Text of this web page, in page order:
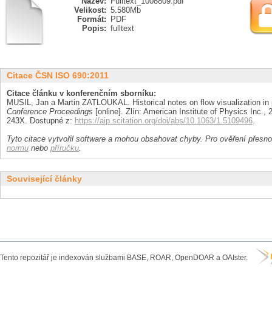
Velikost: 5.580Mb
Formát:
PDF
Popis: fulltext
Citace ČSN ISO 690:2011
Citace článku v konferenčním sborníku:
MUSIL, Jan a Martin ZATLOUKAL. Historical notes on flow visualization
Conference Proceedings [online]. Zlín: American Institute of Physics Inc.,
243X. Dostupné z: https://aip.scitation.org/doi/abs/10.1063/1.5109496.
Tyto citace vytvořil software a mohou obsahovat chyby. Pro ověření
normu nebo příručku.
Související články
Tento repozitář je indexován službami BASE, ROAR, OpenDOAR a OAIster.